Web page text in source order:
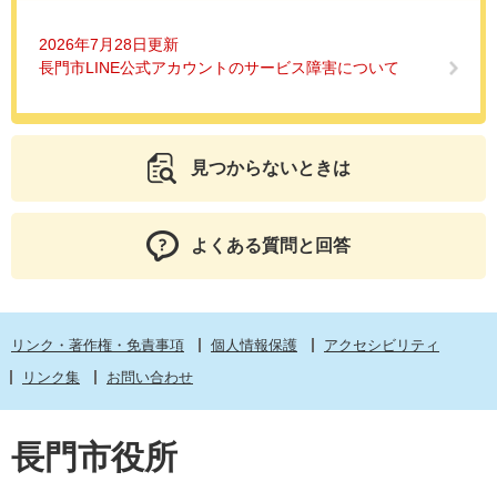
2026年7月28日更新
長門市LINE公式アカウントのサービス障害について
見つからないときは
よくある質問と回答
リンク・著作権・免責事項 個人情報保護
アクセシビリティ
リンク集
お問い合わせ
長門市役所